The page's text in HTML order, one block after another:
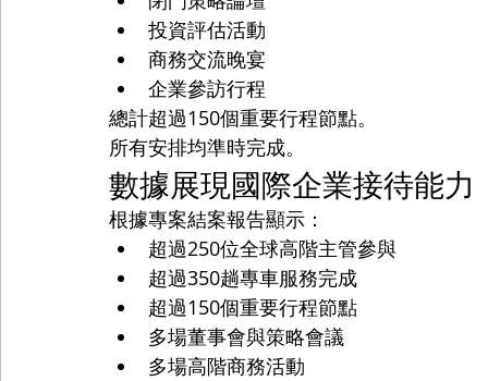
投資評估活動
商務交流晚宴
企業參訪行程
總計超過150個重要行程節點。
所有安排均準時完成。
數據展現國際企業接待能力
根據專案結案報告顯示：
超過250位全球高階主管參與
超過350趟專車服務完成
超過150個重要行程節點
多場董事會與策略會議
多場高階商務活動